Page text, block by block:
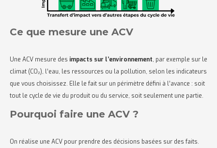
Ce que mesure une ACV
Une ACV mesure des impacts sur l’environnement, par exemple sur le
climat (CO₂), l’eau, les ressources ou la pollution, selon les indicateurs
que vous choisissez. Elle le fait sur un périmètre défini à l’avance : soit
tout le cycle de vie du produit ou du service, soit seulement une partie.
Pourquoi faire une ACV ?
On réalise une ACV pour prendre des décisions basées sur des faits.